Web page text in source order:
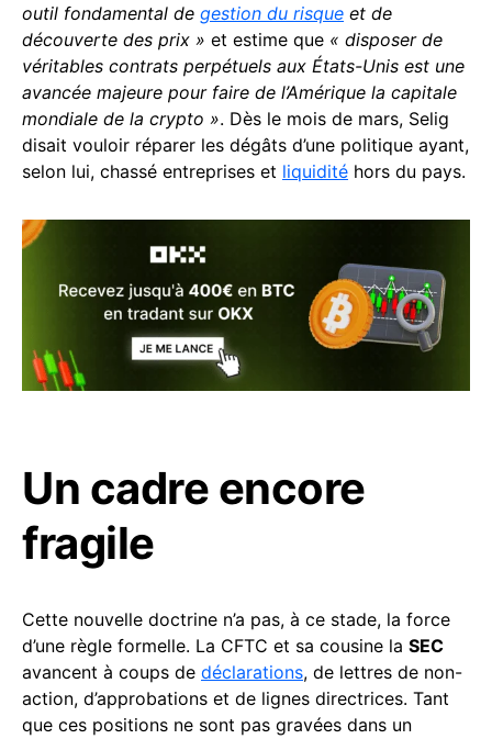
outil fondamental de gestion du risque et de
découverte des prix » et estime que « disposer de
véritables contrats perpétuels aux États-Unis est une
avancée majeure pour faire de l’Amérique la capitale
mondiale de la crypto ». Dès le mois de mars, Selig
disait vouloir réparer les dégâts d’une politique ayant,
selon lui, chassé entreprises et liquidité hors du pays.
Un cadre encore
fragile
Cette nouvelle doctrine n’a pas, à ce stade, la force
d’une règle formelle. La CFTC et sa cousine la SEC
avancent à coups de déclarations, de lettres de non-
action, d’approbations et de lignes directrices. Tant
que ces positions ne sont pas gravées dans un